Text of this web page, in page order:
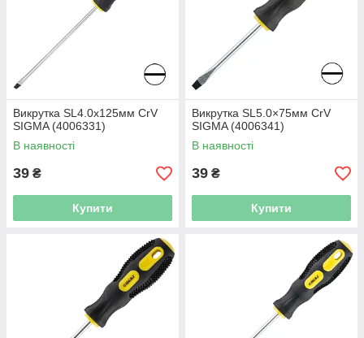
Викрутка SL4.0х125мм CrV
SIGMA (4006331)
В наявності
39 ₴
Купити
Викрутка SL5.0×75мм CrV
SIGMA (4006341)
В наявності
39 ₴
Купити